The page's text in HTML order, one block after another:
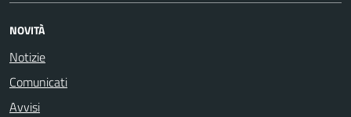
NOVITÀ
Notizie
Comunicati
Avvisi